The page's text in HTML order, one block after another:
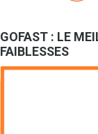
GOFAST : LE
FAIBLESSES